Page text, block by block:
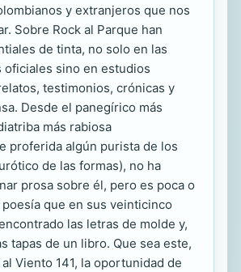
y extranjeros que nos
Sobre Rock al Parque han
de tinta, no solo en las
oficiales sino en estudios
testimonios, crónicas y
Desde el panegírico más
más rabiosa
proferida algún purista de los
de las formas), no ha
prosa sobre él, pero es poca o
que en sus veinticinco
las letras de molde y,
tapas de un libro. Que sea este,
Viento 141, la oportunidad de